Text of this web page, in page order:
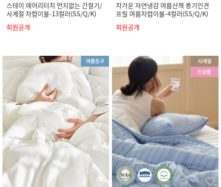
스테이 에어리터치 먼지없는 간절기/
사계절 차렵이불-13컬러(SS/Q/K)
회원공개
차가운 자연냉감 여름산책 풍기인견
프릴 여름차렵이불-4컬러(SS/Q/K)
회원공개